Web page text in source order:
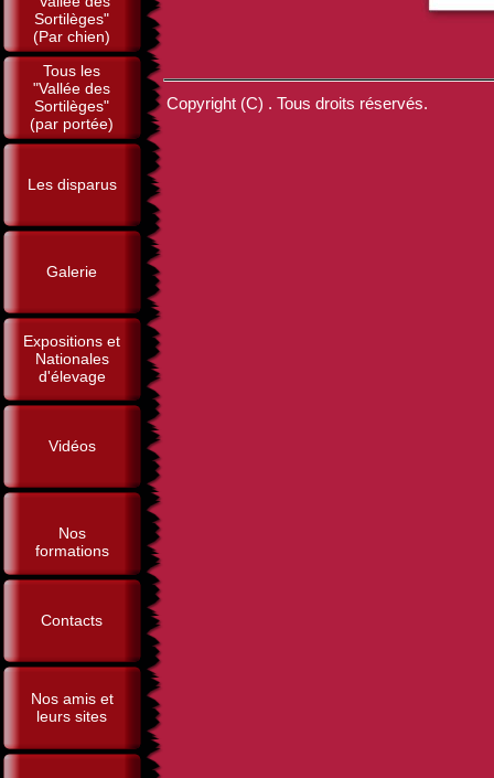
Sortilèges"
(Par chien)
Tous les
"Vallée des
Sortilèges"
(par portée)
Les disparus
Galerie
Expositions et
Nationales
d'élevage
Vidéos
Nos
formations
Contacts
Nos amis et
leurs sites
Copyright (C) . Tous droits réservés.